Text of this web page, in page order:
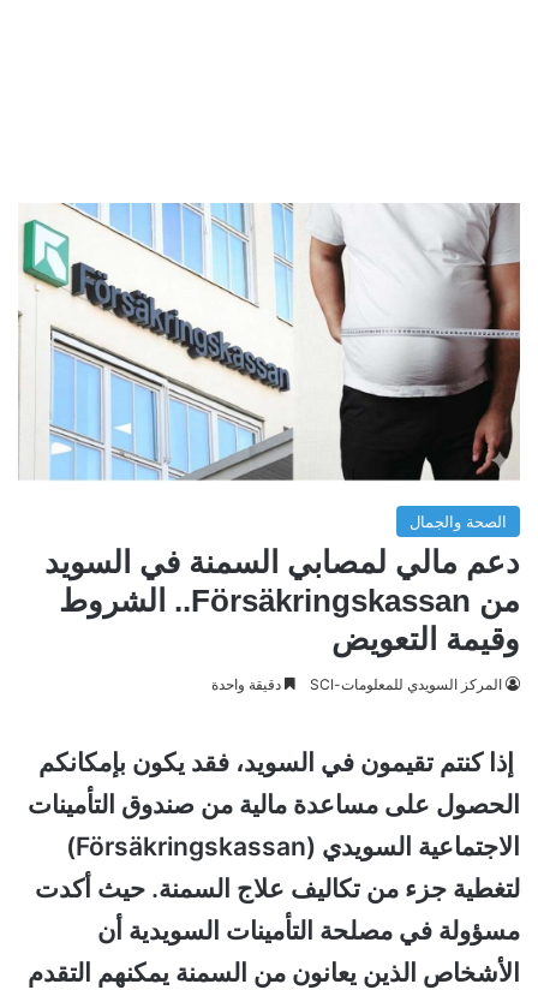
الصحة والجمال
دعم مالي لمصابي السمنة في السويد
من Försäkringskassan.. الشروط
وقيمة التعويض
المركز السويدي للمعلومات-SCI دقيقة واحدة
إذا كنتم تقيمون في السويد، فقد يكون بإمكانكم
الحصول على مساعدة مالية من صندوق التأمينات
الاجتماعية السويدي (Försäkringskassan)
لتغطية جزء من تكاليف علاج السمنة. حيث أكدت
مسؤولة في مصلحة التأمينات السويدية أن
الأشخاص الذين يعانون من السمنة يمكنهم التقدم